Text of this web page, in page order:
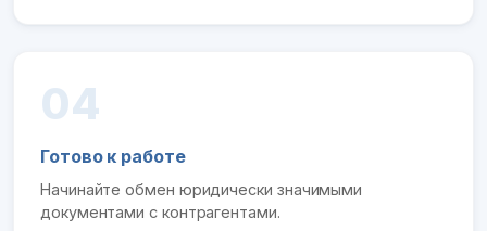
04
Готово к работе
Начинайте обмен юридически значимыми
документами с контрагентами.